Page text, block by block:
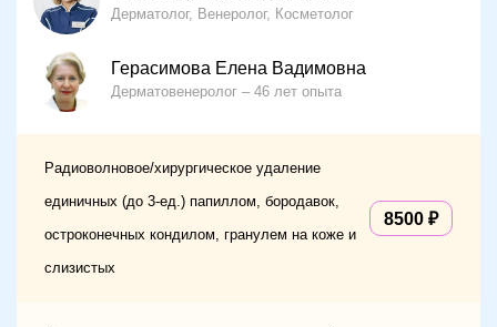
Дерматолог, Венеролог, Косметолог
Герасимова Елена Вадимовна
Дерматовенеролог 46 лет опыта
Радиоволновое/хирургическое удаление
единичных (до 3-ед.) папиллом, бородавок,
остроконечных кондилом, гранулем на коже и
слизистых
8500